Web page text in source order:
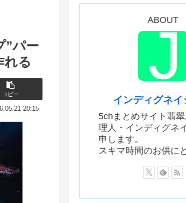
永昇太を睨みつける様子に全米騒然！←「最高の...
百長だった」FIFA会長支持を表明したサッ...
メの作者、ヤバすぎる
税減税、93%が「賛成」www
どアナログで絵描いたから見て
パイ通報フォーム、マイクロソフト365だっ...
ーのゴンっておるやん
ンガ、逝きそう
10年間の出場権剥奪や過去ワールドカップ、...
マッサージへ
とかいうアニメwww
合子×高市早苗
”パー
れる
コピー
20:15
ABOUT
インディグネイ
5chまとめサイト翡
理人・インディグネ
申します。
スキマ時間のお供に